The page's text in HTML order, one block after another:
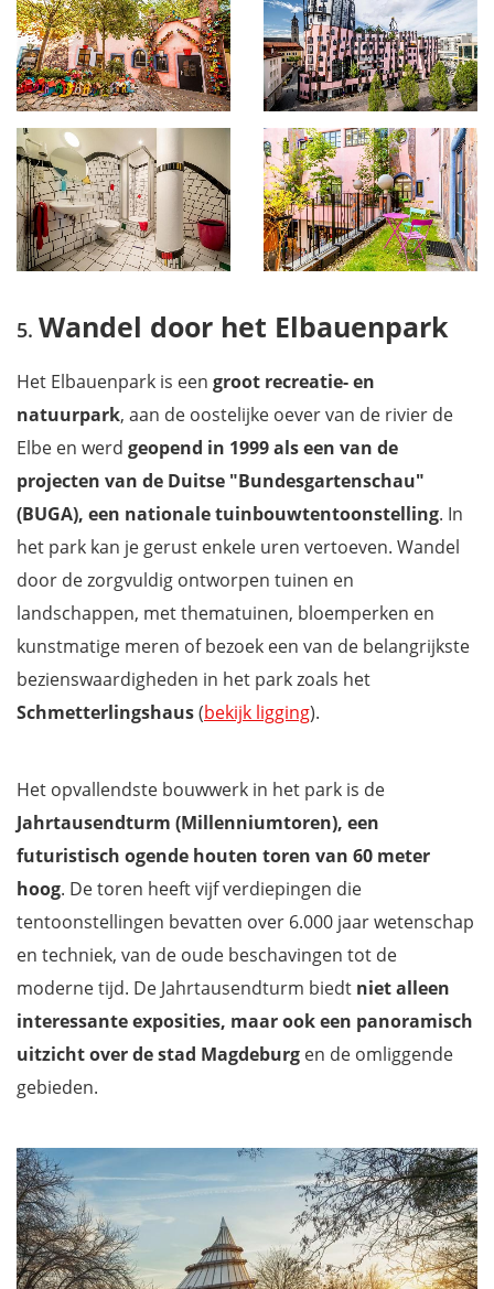
Wandel door het Elbauenpark
Het Elbauenpark is een groot recreatie- en
natuurpark, aan de oostelijke oever van de rivier de
Elbe en werd geopend in 1999 als een van de
projecten van de Duitse "Bundesgartenschau"
(BUGA), een nationale tuinbouwtentoonstelling. In
het park kan je gerust enkele uren vertoeven. Wandel
door de zorgvuldig ontworpen tuinen en
landschappen, met thematuinen, bloemperken en
kunstmatige meren of bezoek een van de belangrijkste
bezienswaardigheden in het park zoals het
Schmetterlingshaus(bekijk ligging).
Het opvallendste bouwwerk in het park is de
Jahrtausendturm (Millenniumtoren), een
futuristisch ogende houten toren van 60 meter
hoog. De toren heeft vijf verdiepingen die
tentoonstellingen bevatten over 6.000 jaar wetenschap
en techniek, van de oude beschavingen tot de
moderne tijd. De Jahrtausendturm biedt niet alleen
interessante exposities, maar ook een panoramisch
uitzicht over de stad Magdeburg en de omliggende
gebieden.